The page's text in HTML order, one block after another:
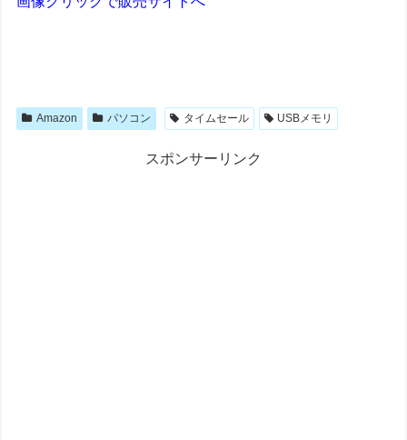
Amazon パソコン タイムセール USBメモリ
スポンサーリンク